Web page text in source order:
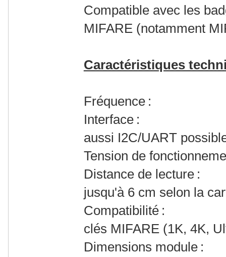
Compatible avec les
MIFARE (notamment
Caractéristiques
Fréquence :
Interface : SPI
aussi I2C/UART
Tension de
Distance de
jusqu'à 6 cm selon la
Compatibilité :
clés MIFARE (1K, 4K,
Dimensions